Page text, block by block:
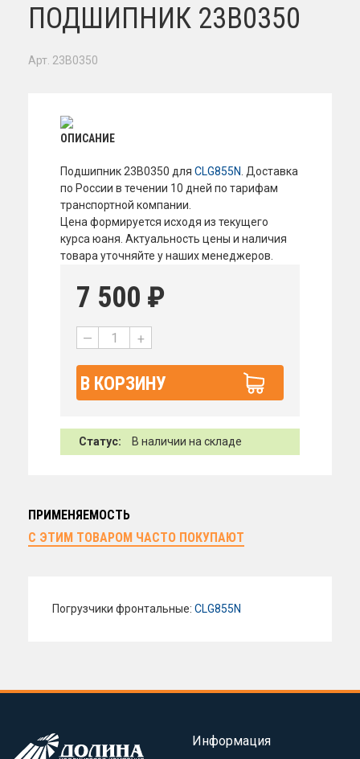
ПОДШИПНИК 23В0350
Арт. 23B0350
ОПИСАНИЕ
Подшипник 23В0350 для CLG855N . Доставка
по России в течении 10 дней по тарифам
транспортной компании.
Цена формируется исходя из текущего
курса юаня. Актуальность цены и наличия
товара уточняйте у наших менеджеров.
7 500 ₽
— +
В КОРЗИНУ
Статус: В наличии на складе
ПРИМЕНЯЕМОСТЬ
С ЭТИМ ТОВАРОМ ЧАСТО ПОКУПАЮТ
Погрузчики фронтальные: CLG855N
Информация